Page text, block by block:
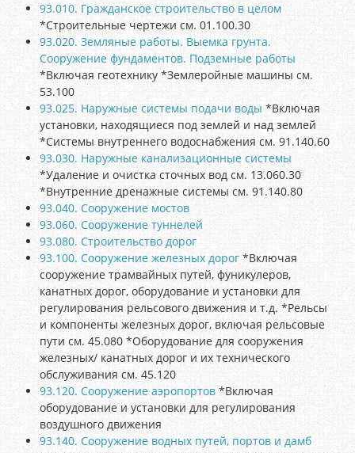
93.010. Гражданское строительство в целом
*Строительные чертежи см. 01.100.30
93.020. Земляные работы. Выемка грунта.
Сооружение фундаментов. Подземные работы
*Включая геотехнику *Землеройные машины см.
53.100
93.025. Наружные системы подачи воды*Включая
установки, находящиеся под землей и над землей
*Системы внутреннего водоснабжения см. 91.140.60
93.030. Наружные канализационные системы
*Удаление и очистка сточных вод см. 13.060.30
*Внутренние дренажные системы см. 91.140.80
93.040. Сооружение мостов
93.060. Сооружение туннелей
93.080. Строительство дорог
93.100. Сооружение железных дорог*Включая
сооружение трамвайных путей, фуникулеров,
канатных дорог, оборудование и установки для
регулирования рельсового движения и т.д. *Рельсы
и компоненты железных дорог, включая рельсовые
пути см. 45.080 *Оборудование для сооружения
железных/ канатных дорог и их технического
обслуживания см. 45.120
93.120. Сооружение аэропортов*Включая
оборудование и установки для регулирования
воздушного движения
93.140. Сооружение водных путей, портов и дамб